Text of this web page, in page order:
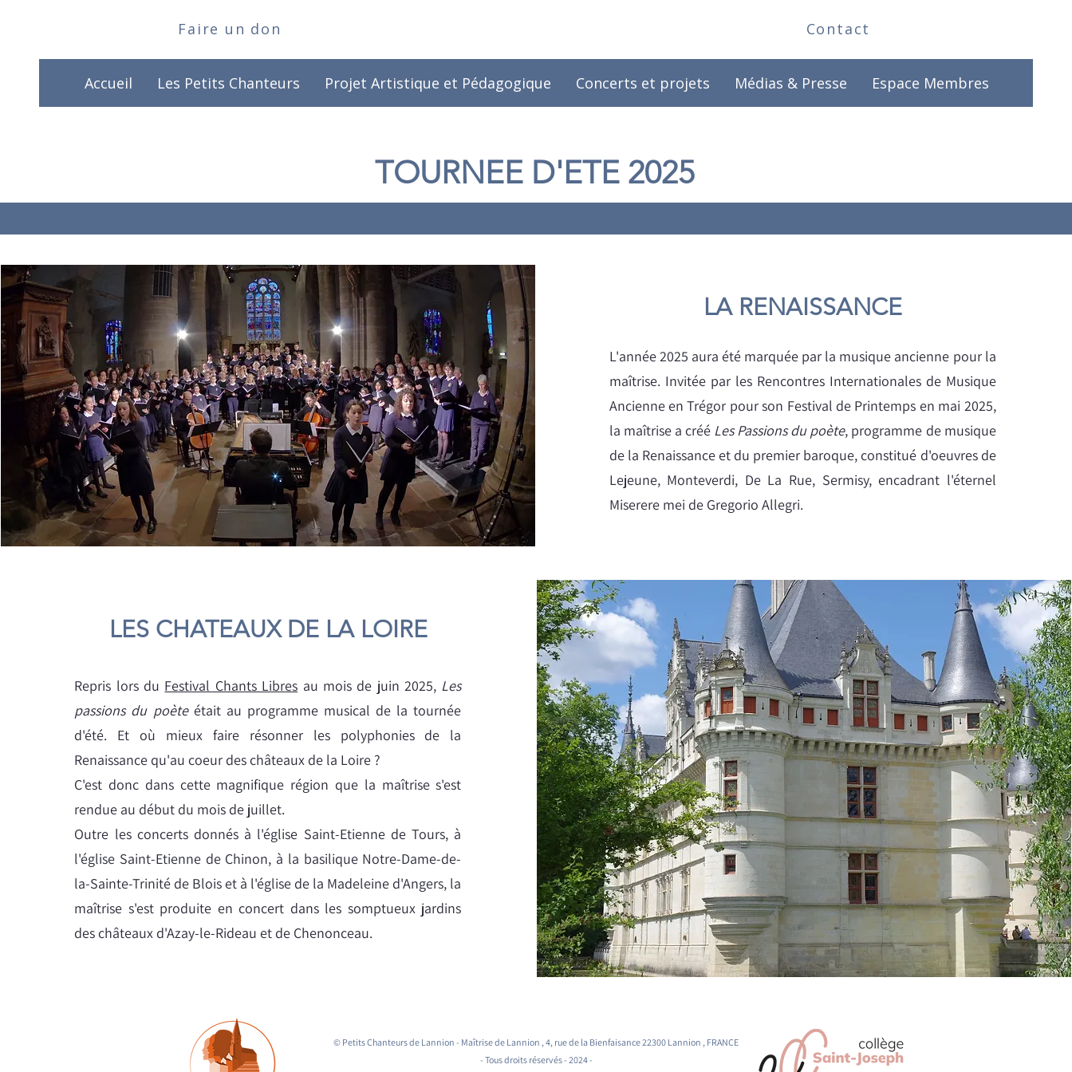
Faire un don Contact
Accueil Les Petits Chanteurs Projet Artistique et Pédagogique Concerts et projets Médias & Presse Espace Membres
TOURNEE D'ETE 2025
LA RENAISSANCE
L'année 2025 aura été marquée par la musique ancienne pour la
maîtrise. Invitée par les Rencontres Internationales de Musique
Ancienne en Trégor pour son Festival de Printemps en mai 2025,
la maîtrise a créé Les Passions du poète, programme de musique
de la Renaissance et du premier baroque, constitué d'oeuvres de
Lejeune, Monteverdi, De La Rue, Sermisy, encadrant l'éternel
Miserere mei de Gregorio Allegri.
LES CHATEAUX DE LA LOIRE
Repris lors du Festival Chants Libres au mois de juin 2025, Les
passions du poèteétait au programme musical de la tournée
d'été. Et où mieux faire résonner les polyphonies de la
Renaissance qu'au coeur des châteaux de la Loire ?
C'est donc dans cette magnifique région que la maîtrise s'est
rendue au début du mois de juillet.
Outre les concerts donnés à l'église Saint-Etienne de Tours, à
l'église Saint-Etienne de Chinon, à la basilique Notre-Dame-de-
la-Sainte-Trinité de Blois et à l'église de la Madeleine d'Angers, la
maîtrise s'est produite en concert dans les somptueux jardins
des châteaux d'Azay-le-Rideau et de Chenonceau.
© Petits Chanteurs de Lannion - Maîtrise de Lannion , 4, rue de la Bienfaisance 22300 Lannion , FRANCE
- Tous droits réservés - 2024 -